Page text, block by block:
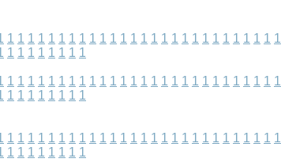
1 1 1 1 1 1 1 1 1 1 1 1 1 1 1 1 1 1 1 1 1 1 1 1 1 1 1
1 1 1 1 1 1 1 1
1 1 1 1 1 1 1 1 1 1 1 1 1 1 1 1 1 1 1 1 1 1 1 1 1 1 1
1 1 1 1 1 1 1 1
1 1 1 1 1 1 1 1 1 1 1 1 1 1 1 1 1 1 1 1 1 1 1 1 1 1 1
1 1 1 1 1 1 1 1